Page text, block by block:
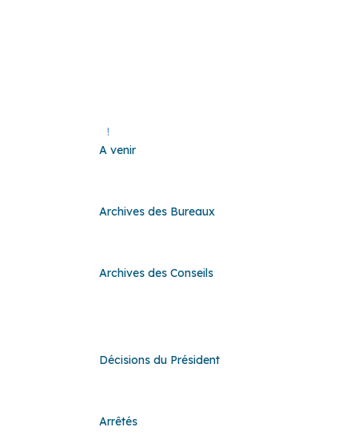
!
A venir
Archives des Bureaux
Archives des Conseils
Décisions du Président
Arrêtés